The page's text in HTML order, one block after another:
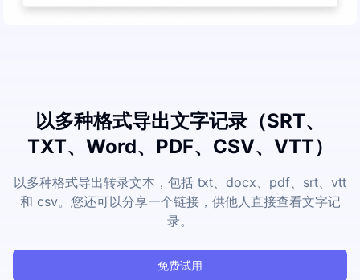
以多种格式导出文字记录（SRT、
TXT、Word、PDF、CSV、VTT）
以多种格式导出转录文本，包括 txt、docx、pdf、srt、vtt
和 csv。您还可以分享一个链接，供他人直接查看文字记
录。
免费试用